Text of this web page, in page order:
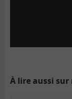
À lire aussi